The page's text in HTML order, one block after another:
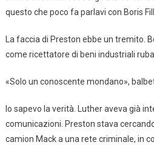
questo che poco fa parlavi con Boris
La faccia di Preston ebbe un tremito.
come ricettatore di beni industriali
«Solo un conoscente mondano»,
Io sapevo la verità. Luther aveva già
comunicazioni. Preston stava
camion Mack a una rete criminale, in